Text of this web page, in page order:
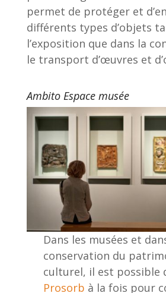
permet de protéger et
différents types d’objets
l’exposition que dans la
le transport d’œuvres et
Ambito Espace musée
Dans les musées et
conservation du
culturel, il est possible
Prosorb à la fois pour